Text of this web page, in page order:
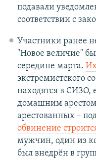
подавали
соответствии с
Участники ранее
"Новое величие"
середине марта.
экстремистского
находятся в СИЗО,
домашним
арестованных –
обвинение
мужчин, один из
был внедрён в